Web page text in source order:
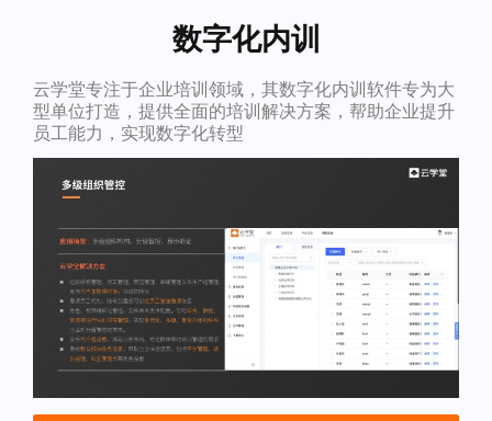
数字化内训
云学堂专注于企业培训领域，其数字化内训软件专为大
型单位打造，提供全面的培训解决方案，帮助企业提升
员工能力，实现数字化转型